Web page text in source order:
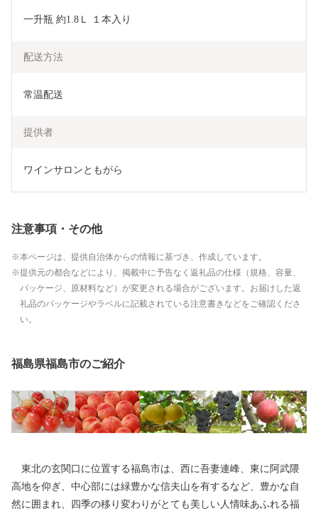
一升瓶 約1.8Ｌ １本入り
配送方法
常温配送
提供者
ワインサロンともがら
注意事項・その他
本ページは、提供自治体からの情報に基づき、作成しています。
提供元の都合などにより、掲載中に予告なく返礼品の仕様（規格、容量、
パッケージ、原材料など）が変更される場合がございます。お届けした返
礼品のパッケージやラベルに記載されている注意書きなどをご確認くださ
い。
福島県福島市のご紹介
東北の玄関口に位置する福島市は、西に吾妻連峰、東に阿武隈
高地を仰ぎ、中心部には緑豊かな信夫山を有するなど、豊かな自
然に囲まれ、四季の移り変わりがとても美しい人情味あふれる福